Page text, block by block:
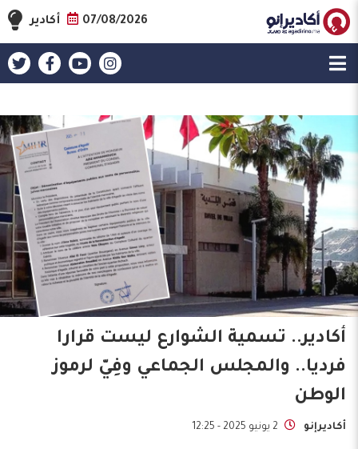
07/08/2026 أكادير
أكادير.. تسمية الشوارع ليست قرارا
فرديا.. والمجلس الجماعي وفِيّ لرموز
الوطن
أكاديرإنو 2 يونيو 2025 - 12:25